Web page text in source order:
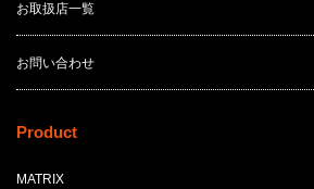
お取扱店一覧
お問い合わせ
Product
MATRIX